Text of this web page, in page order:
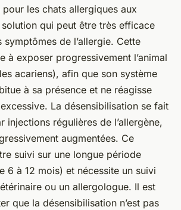
les chats allergiques aux
qui peut être très efficace
symptômes de l’allergie. Cette
à exposer progressivement l’animal
acariens), afin que son système
à sa présence et ne réagisse
La désensibilisation se fait
injections régulières de l’allergène,
augmentées. Ce
suivi sur une longue période
6 à 12 mois) et nécessite un suivi
ou un allergologue. Il est
que la désensibilisation n’est pas